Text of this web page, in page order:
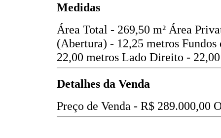
Medidas
Área Total - 269,50 m² Área
(Abertura) - 12,25 metros Fundos
22,00 metros Lado Direito -
Detalhes da Venda
Preço de Venda - R$ 289.000,00